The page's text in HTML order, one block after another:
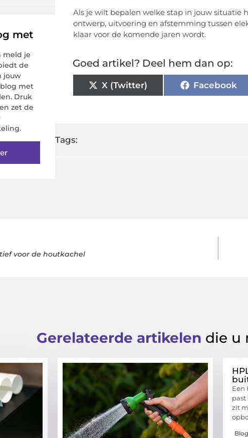
met
meld je
de
jouw
met
Druk
zet de
Als je wilt bepalen welke stap in jouw situatie
ontwerp, uitvoering en afstemming tussen
klaar voor de komende jaren wordt.
Goed artikel? Deel hem dan op:
X (Twitter) Facebook
Tags:
voor de houtkachel
Gerelateerde artikelen die u
Een
past
zit
Blog